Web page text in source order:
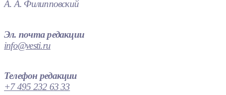
А. А. Филипповский
Эл. почта редакции
info@vesti.ru
Телефон редакции
+7 495 232 63 33